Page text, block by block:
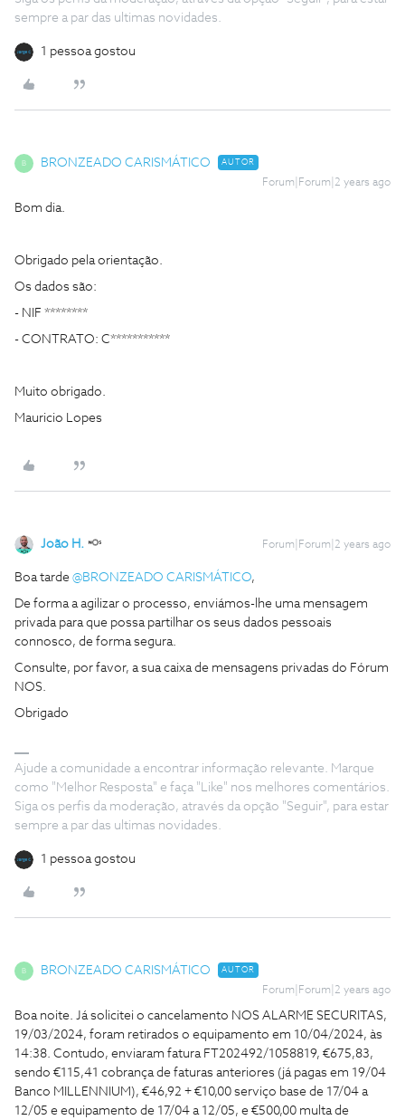
sempre a par das ultimas novidades.
1 pessoa gostou
B BRONZEADO CARISMÁTICO AUTOR
Forum|Forum|2 years ago
Bom dia.
Obrigado pela orientação.
Os dados são:
- NIF ********
- CONTRATO: C***********
Muito obrigado.
Mauricio Lopes
João H. Forum|Forum|2 years ago
Boa tarde @BRONZEADO CARISMÁTICO,
De forma a agilizar o processo, enviámos-lhe uma mensagem
privada para que possa partilhar os seus dados pessoais
connosco, de forma segura.
Consulte, por favor, a sua caixa de mensagens privadas do Fórum
NOS.
Obrigado
Ajude a comunidade a encontrar informação relevante. Marque
como "Melhor Resposta" e faça "Like" nos melhores comentários.
Siga os perfis da moderação, através da opção "Seguir", para estar
sempre a par das ultimas novidades.
1 pessoa gostou
B BRONZEADO CARISMÁTICO AUTOR
Forum|Forum|2 years ago
Boa noite. Já solicitei o cancelamento NOS ALARME SECURITAS,
19/03/2024, foram retirados o equipamento em 10/04/2024, às
14:38. Contudo, enviaram fatura FT202492/1058819, €675,83,
sendo €115,41 cobrança de faturas anteriores (já pagas em 19/04
Banco MILLENNIUM), €46,92 + €10,00 serviço base de 17/04 a
12/05 e equipamento de 17/04 a 12/05, e €500,00 multa de